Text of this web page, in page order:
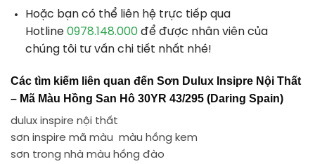
Hoặc bạn có thể liên hệ trực tiếp qua
Hotline 0978.148.000 để được nhân viên của
chúng tôi tư vấn chi tiết nhất nhé!
Các tìm kiếm liên quan đến Sơn Dulux Insipre Nội Thất
– Mã Màu Hồng San Hô 30YR 43/295 (Daring Spain)
dulux inspire nội thất
sơn inspire mã màu màu hồng kem
sơn trong nhà màu hồng đào